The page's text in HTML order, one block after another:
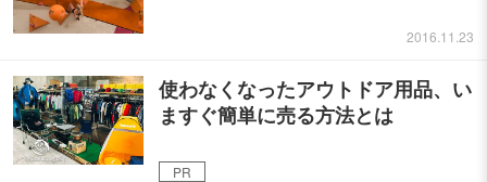
2016.11.23
使わなくなったアウトドア用品、い
ますぐ簡単に売る方法とは
PR